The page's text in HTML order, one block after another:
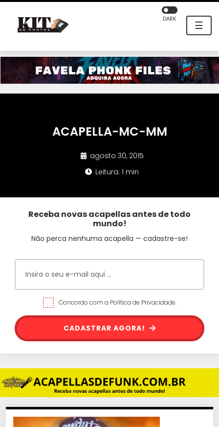
☰
DARK
ACAPELLA-MC-MM
agosto 30, 2015
Leitura: 1 min
Receba novas acapellas antes de todo
mundo!
Não perca nenhuma acapella — cadastre-se!
Concordo com a Política de Privacidade.
CADASTRAR AGORA!